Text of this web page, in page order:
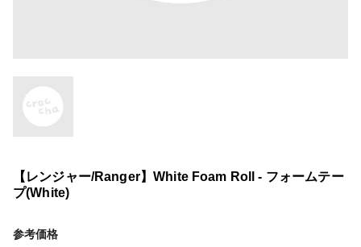
【レンジャー/Ranger】White Foam Roll - フォームテー
プ(White)
参考価格